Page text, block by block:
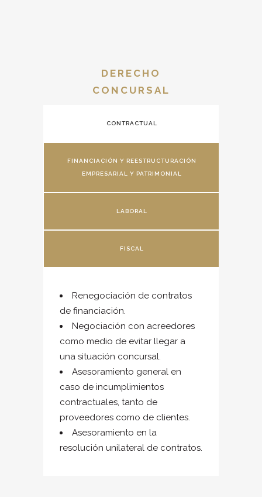
DERECHO
CONCURSAL
CONTRACTUAL
FINANCIACIÓN Y REESTRUCTURACIÓN
EMPRESARIAL Y PATRIMONIAL
LABORAL
FISCAL
Renegociación de contratos
de financiación.
Negociación con acreedores
como medio de evitar llegar a
una situación concursal.
Asesoramiento general en
caso de incumplimientos
contractuales, tanto de
proveedores como de clientes.
Asesoramiento en la
resolución unilateral de contratos.